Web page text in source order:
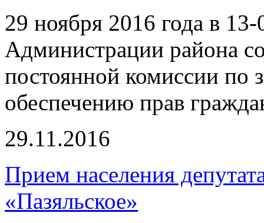
29 ноября 2016 года в 13-
Администрации района
постоянной комиссии по
обеспечению прав
29.11.2016
Прием населения
«Пазяльское»